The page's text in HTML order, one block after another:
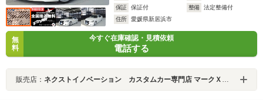
保証
保証付 整備
法定整備付
住所
愛媛県新居浜市
無
料
今すぐ在庫確認・見積依頼
電話する
販売店： ネクストイノベーション カスタムカー専門店 マークＸ・クラウン・プリウス専門店